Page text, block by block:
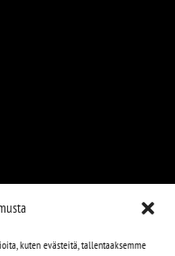
kuten evästeitä, tallentaaksemme